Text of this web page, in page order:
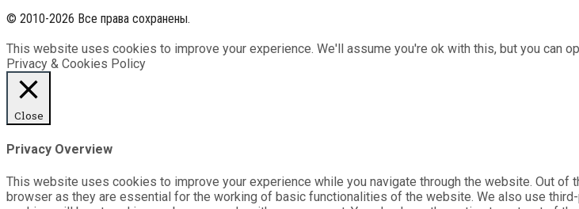
© 2010-2026 Все права сохранены.
This website uses cookies to improve your experience. We'll assume you're ok with this, but you can
Privacy & Cookies Policy
Close
Privacy Overview
This website uses cookies to improve your experience while you navigate through the website. Out
browser as they are essential for the working of basic functionalities of the website. We also use